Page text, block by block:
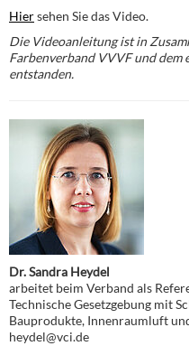
Hiersehen Sie das Video.
Die Videoanleitung ist in
Farbenverband VVVF und dem
entstanden.
Dr. Sandra Heydel
arbeitet beim Verband als
Technische Gesetzgebung mit
Bauprodukte, Innenraumluft
heydel@vci.de